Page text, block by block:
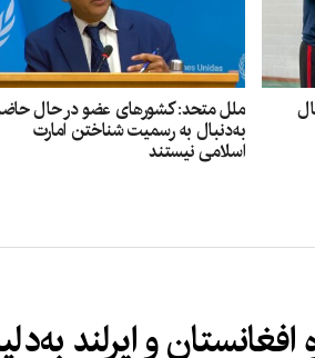
ملل متحد: کشورهای عضو در حال
به‌دنبال به رسمیت شناختن امارت
اسلامی نیستند
و ایرلند